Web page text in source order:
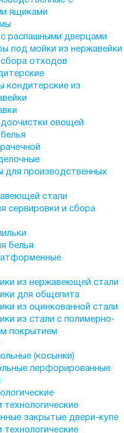
ящиками
распашными дверцами
под мойки из нержавейки
отходов
кондитерские из
овощей
для производственных
стали
сервировки и сбора
белья
из нержавеющей стали
для общепита
из оцинкованной стали
из стали с полимерно-
покрытием
(косынки)
перфорированные
технологические
закрытые двери-купе
технологические